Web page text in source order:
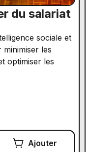
du salariat
sociale et
les
optimiser les
Ajouter